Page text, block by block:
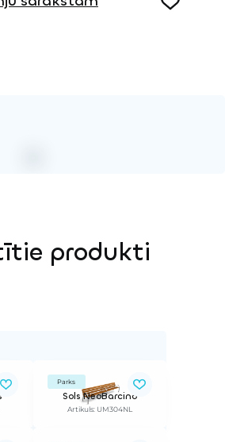
produkti
Parks
Sols NeoBarcino
Artikuls: UM304NL